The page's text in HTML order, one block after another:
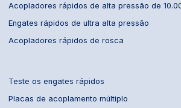
Acopladores rápidos de alta pressão de
Engates rápidos de ultra alta pressão
Acopladores rápidos de rosca
Teste os engates rápidos
Placas de acoplamento múltiplo